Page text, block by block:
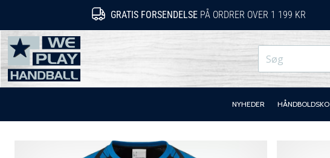
GRATIS FORSENDELSE PÅ ORDRER OVER 1 199 KR
WePlayHandball.dk
NYHEDER HÅNDBOLDSKO